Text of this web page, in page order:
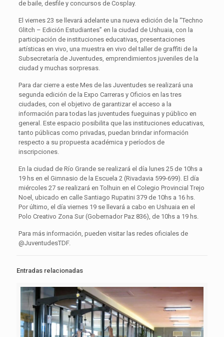
de baile, desfile y concursos de Cosplay.
El viernes 23 se llevará adelante una nueva edición de la “Techno
Glitch – Edición Estudiantes” en la ciudad de Ushuaia, con la
participación de instituciones educativas, presentaciones
artísticas en vivo, una muestra en vivo del taller de graffiti de la
Subsecretaría de Juventudes, emprendimientos juveniles de la
ciudad y muchas sorpresas.
Para dar cierre a este Mes de las Juventudes se realizará una
segunda edición de la Expo Carreras y Oficios en las tres
ciudades, con el objetivo de garantizar el acceso a la
información para todas las juventudes fueguinas y público en
general. Este espacio posibilita que las instituciones educativas,
tanto públicas como privadas, puedan brindar información
respecto a su propuesta académica y períodos de
inscripciones.
En la ciudad de Río Grande se realizará el día lunes 25 de 10hs a
19 hs en el Gimnasio de la Escuela 2 (Rivadavia 599-699). El día
miércoles 27 se realizará en Tolhuin en el Colegio Provincial Trejo
Noel, ubicado en calle Santiago Rupatini 379 de 10hs a 16 hs.
Por último, el día viernes 19 se llevará a cabo en Ushuaia en el
Polo Creativo Zona Sur (Gobernador Paz 836), de 10hs a 19 hs.
Para más información, pueden visitar las redes oficiales de
@JuventudesTDF.
Entradas relacionadas